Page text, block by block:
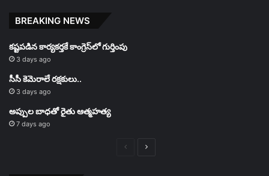
BREAKING NEWS
కష్టపడిన కార్యకర్తకే కాంగ్రెస్‌లో గుర్తింపు
3 days ago
సీసీ కెమెరాలే రక్షకులు..
3 days ago
అప్పుల బాధతో రైతు ఆత్మహత్య
7 days ago
PreviousNext